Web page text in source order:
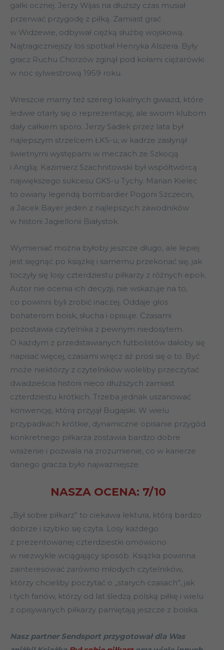
gałki ocznej. Jerzy Wijas na dłuższy czas musiał
przerwać przygodę z piłką. Zamiast grać
w Widzewie, odbywał ciężką służbę wojskową.
Najtragiczniejszy los spotkał Henryka Alszera. Były
gracz Ruchu Chorzów zginął pod kołami ciężarówki
w noc sylwestrową 1959 roku.
Wreszcie mamy też szereg lokalnych gwiazd, które
ledwie otarły się o reprezentację, ale swoim klubom
dały całkiem sporo. Jerzy Sadek przez lata był
najlepszym strzelcem ŁKS-u, w kadrze zasłynął
świetnymi występami w meczach ze Szkocją
i Anglią. Kazimierz Szachnitowski był współtwórcą
największego sukcesu GKS-u Tychy. Marian Kielec
to owiany legendą bombardier Pogoni Szczecin,
a Jacek Bayer jeden z najlepszych zawodników
w historii Jagiellonii Białystok.
Wymieniać można byłoby jeszcze długo, ale lepiej
jest sięgnąć po książkę i samemu przekonać się, jak
toczyły się losy czterdziestu piłkarzy z różnych epok.
Autor nie ocenia ich decyzji, nie wskazuje na to,
co powinni byli zrobić inaczej. Oddaje głos
bohaterom boisk, słucha i opisuje. Czasami
pozostawia czytelnika z pewnym niedosytem.
O każdym z przedstawianych futbolistów dałoby się
napisać więcej, czasami wręcz aż prosi się o to. Być
może niektórzy z czytelników woleliby przeczytać
dwadzieścia historii nieco dłuższych zamiast
czterdziestu krótkich. Trzeba jednak uszanować
konwencję, którą przyjął Bugajski. W wielu
przypadkach krótkie, dynamiczne opisanie przygód
konkretnego piłkarza zostawia bardzo dobre
wrażenie i pozwala na zrozumienie, co w karierze
danego gracza było najważniejsze.
NASZA OCENA: 7/10
„Był sobie piłkarz” to ciekawa lektura, którą bardzo
dobrze i szybko się czyta. Losy każdego
z prezentowanej czterdziestki omówiono
w niezwykle wciągający sposób. Książka powinna
zainteresować zarówno młodych czytelników,
którzy chcieliby poczytać o „starych czasach”, jak
i tych fanów, którzy od lat śledzą polską piłkę i wielu
z opisywanych piłkarzy pamiętają jeszcze z boiska.
Nasz partner Sendsport przygotował dla Was